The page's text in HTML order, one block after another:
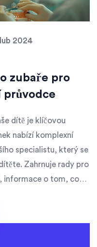
2024
zubaře pro
průvodce
dítě je klíčovou
nabízí komplexní
specialistu, který se
Zahrnuje rady pro
informace o tom, co
doporučení na to,